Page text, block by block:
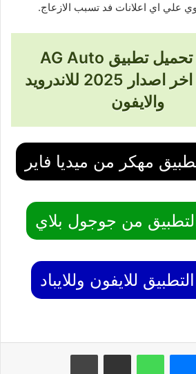
علي اي اعلانات فد تسبب الازعاج.
روابط تحميل تطبيق AG Auto
Clicker اخر اصدار 2025 للاندرويد
والايفون
مهكر من ميديا فاير
من جوجول بلاي
للايفون وللايباد
واتساب